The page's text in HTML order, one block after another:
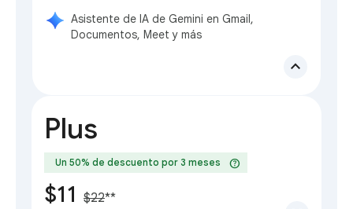
Asistente de IA de Gemini en Gmail,
Documentos, Meet y más
expand_less
Plus
Un 50% de descuento por 3 meses help
$11 $22**